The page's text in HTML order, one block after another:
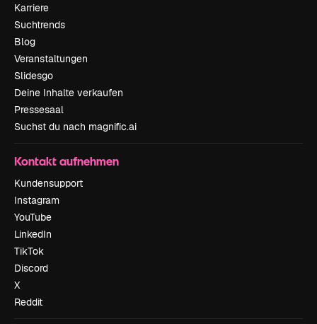
Karriere
Suchtrends
Blog
Veranstaltungen
Slidesgo
Deine Inhalte verkaufen
Pressesaal
Suchst du nach magnific.ai
Kontakt aufnehmen
Kundensupport
Instagram
YouTube
LinkedIn
TikTok
Discord
X
Reddit